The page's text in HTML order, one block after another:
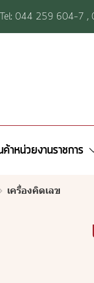
Tel: 044 259 604-7 ,
าหน่วยงานราชการ
เครื่องคิดเลข